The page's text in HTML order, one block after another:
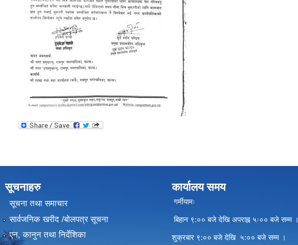
सूचनाहरु
सूचना तथा समाचार
सार्वजनिक खरीद /बोलपत्र सूचना
एन, कानुन तथा निर्देशिका
कार्यालय समय
गर्मीयामः
बिहान ९:०० बजे देखि अपराह्न ५ः०० बजे सम्म ।
शुक्रबार ९:०० बजे देखि ५:०० बजे सम्म ।